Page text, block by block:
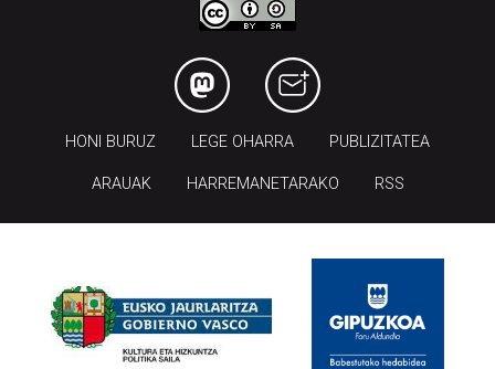
HONI BURUZ LEGE OHARRA PUBLIZITATEA
ARAUAK HARREMANETARAKO RSS